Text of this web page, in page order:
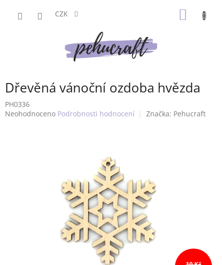
CZK
Dřevěná vánoční ozdoba hvězda
PH0336
Průměrné
Neohodnoceno Podrobnosti hodnocení Značka: Pehucraft